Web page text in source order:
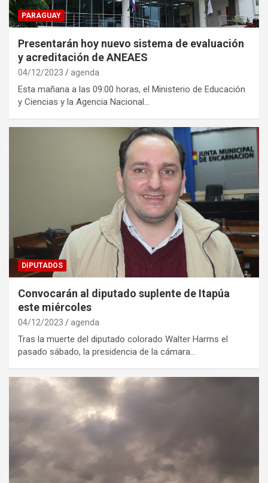
PARAGUAY
Presentarán hoy nuevo sistema de evaluación
y acreditación de ANEAES
04/12/2023 agenda
Esta mañana a las 09:00 horas, el Ministerio de Educación
y Ciencias y la Agencia Nacional…
DIPUTADOS
Convocarán al diputado suplente de Itapúa
este miércoles
04/12/2023 agenda
Tras la muerte del diputado colorado Walter Harms el
pasado sábado, la presidencia de la cámara…